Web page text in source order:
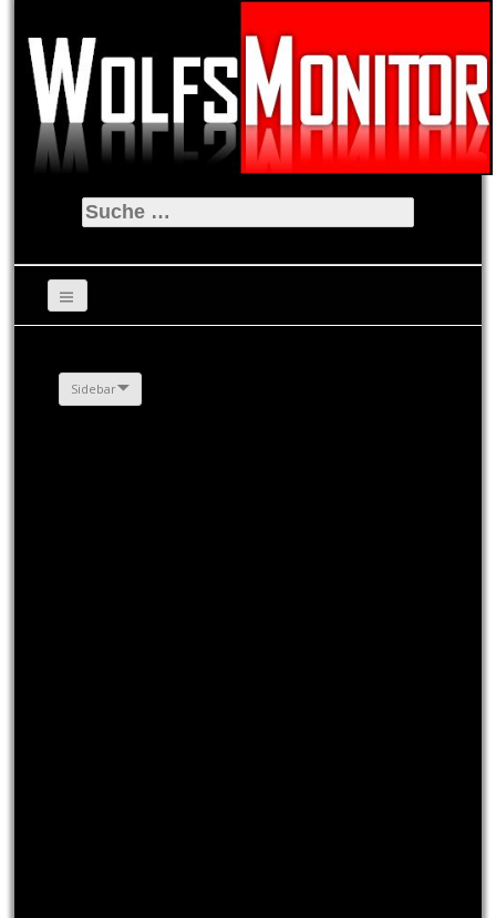
Suche
nach:
Sidebar